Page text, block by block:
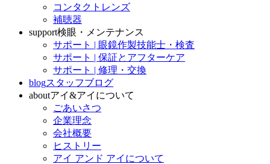
コンタクトレンズ
補聴器
support検眼・メンテナンス
サポート | 眼鏡作製技能士・検査
サポート | 保証とアフターケア
サポート | 修理・交換
blogスタッフブログ
aboutアイ&アイについて
ごあいさつ
企業理念
会社概要
ヒストリー
アイ アンド アイについて